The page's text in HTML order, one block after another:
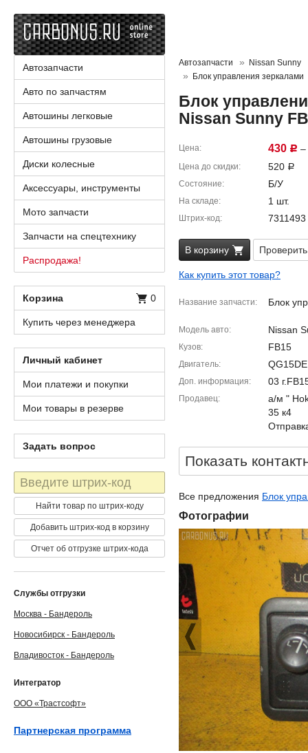
Автозапчасти
Nissan Sunny
Блок управления зеркалами
Блок
Nissan Sunny
Цена 430 Р –
Цена до скидки 520 Р
Состояние Б/У
На складе 1 шт.
Штрих-код 7311493
В корзину
Как купить этот товар?
Название запчасти Блок
Модель авто Nissan
Кузов FB15
Двигатель QG15DE
Доп. информация 03
Продавец
а/м "
35 к4
Показать
Все предложения Блок
Фотографии
Автозапчасти
Авто по запчастям
Автошины легковые
Автошины грузовые
Диски колесные
Аксессуары, инструменты
Мото запчасти
Запчасти на спецтехнику
Распродажа!
Корзина 0
Купить через менеджера
Личный кабинет
Мои платежи и покупки
Мои товары в резерве
Задать вопрос
Штрих-
код
Найти товар по штрих-коду
Добавить штрих-код в корзину
Отчет об отгрузке штрих-кода
Службы отгрузки
Москва - Бандероль
Новосибирск - Бандероль
Владивосток - Бандероль
Интегратор
ООО «Трастсофт»
Партнерская программа